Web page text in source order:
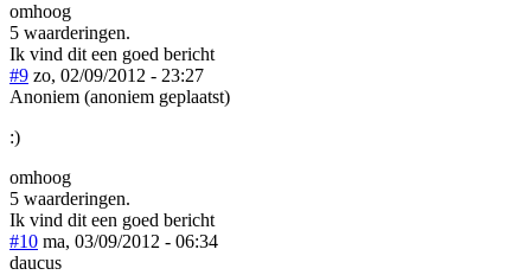
omhoog
5 waarderingen.
Ik vind dit een goed bericht
#9 zo, 02/09/2012 - 23:27
Anoniem (anoniem geplaatst)
:)
omhoog
5 waarderingen.
Ik vind dit een goed bericht
#10 ma, 03/09/2012 - 06:34
daucus